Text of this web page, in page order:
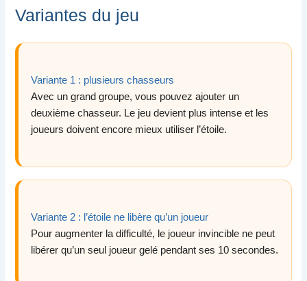
Variantes du jeu
Variante 1 : plusieurs chasseurs
Avec un grand groupe, vous pouvez ajouter un
deuxième chasseur. Le jeu devient plus intense et les
joueurs doivent encore mieux utiliser l’étoile.
Variante 2 : l’étoile ne libère qu’un joueur
Pour augmenter la difficulté, le joueur invincible ne peut
libérer qu’un seul joueur gelé pendant ses 10 secondes.